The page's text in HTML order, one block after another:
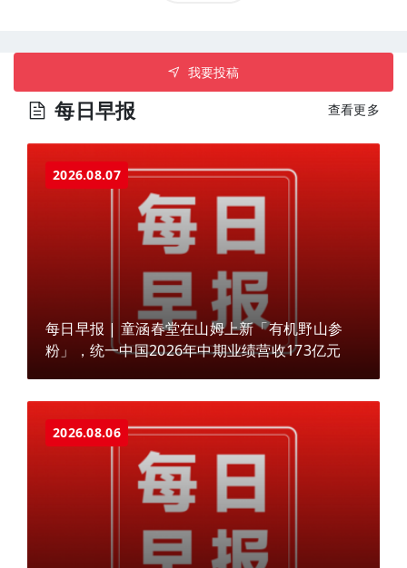
我要投稿
每日早报 查看更多
2026.08.07
每日早报 | 童涵春堂在山姆上新「有机野山参
粉」，统一中国2026年中期业绩营收173亿元
2026.08.06